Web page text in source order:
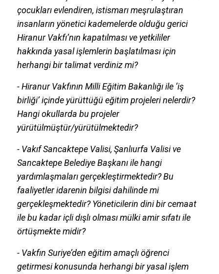
çocukları evlendiren, istismarı meşrulaştıran
insanların yönetici kademelerde olduğu gerici
Hiranur Vakfı’nın kapatılması ve yetkililer
hakkında yasal işlemlerin başlatılması için
herhangi bir talimat verdiniz mi?
- Hiranur Vakfının Milli Eğitim Bakanlığı ile ‘iş
birliği’ içinde yürüttüğü eğitim projeleri nelerdir?
Hangi okullarda bu projeler
yürütülmüştür/yürütülmektedir?
- Vakıf Sancaktepe Valisi, Şanlıurfa Valisi ve
Sancaktepe Belediye Başkanı ile hangi
yardımlaşmaları gerçekleştirmektedir? Bu
faaliyetler idarenin bilgisi dahilinde mi
gerçekleşmektedir? Yöneticilerin dini bir cemaat
ile bu kadar içli dışlı olması mülki amir sıfatı ile
örtüşmekte midir?
- Vakfın Suriye’den eğitim amaçlı öğrenci
getirmesi konusunda herhangi bir yasal işlem